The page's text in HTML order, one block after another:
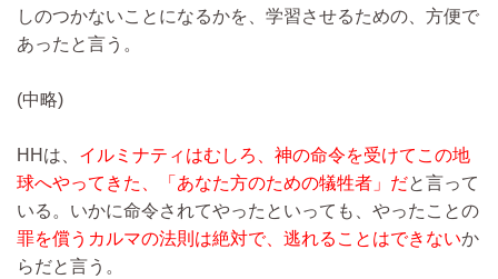
しのつかないことになるかを、学習させるための、方便で
あったと言う。
(中略)
HHは、 イルミナティはむしろ、神の命令を受けてこの地
球へやってきた、「あなた方のための犠牲者」だと言って
いる。いかに命令されてやったといっても、やったことの
罪を償うカルマの法則は絶対で、逃れることはできないか
らだと言う。